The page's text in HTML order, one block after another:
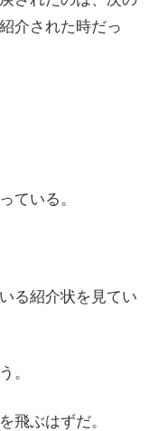
介された時だっ
ている。
る紹介状を見てい
。
飛ぶはずだ。